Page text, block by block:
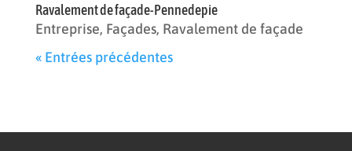
Ravalement de façade-Pennedepie
Entreprise, Façades, Ravalement de façade
« Entrées précédentes